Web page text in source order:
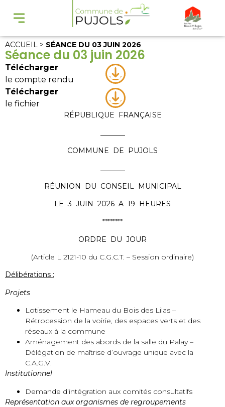
ACCUEIL > SÉANCE DU 03 JUIN 2026
Séance du 03 juin 2026
Télécharger
le compte rendu
Télécharger
le fichier
RÉPUBLIQUE FRANÇAISE
COMMUNE DE PUJOLS
RÉUNION DU CONSEIL MUNICIPAL
LE 3 JUIN 2026 A 19 HEURES
********
ORDRE DU JOUR
(Article L 2121-10 du C.G.C.T. – Session ordinaire)
Délibérations :
Projets
Lotissement le Hameau du Bois des Lilas –
Rétrocession de la voirie, des espaces verts et des
réseaux à la commune
Aménagement des abords de la salle du Palay –
Délégation de maîtrise d’ouvrage unique avec la
C.A.G.V.
Institutionnel
Demande d’intégration aux comités consultatifs
Représentation aux organismes de regroupements